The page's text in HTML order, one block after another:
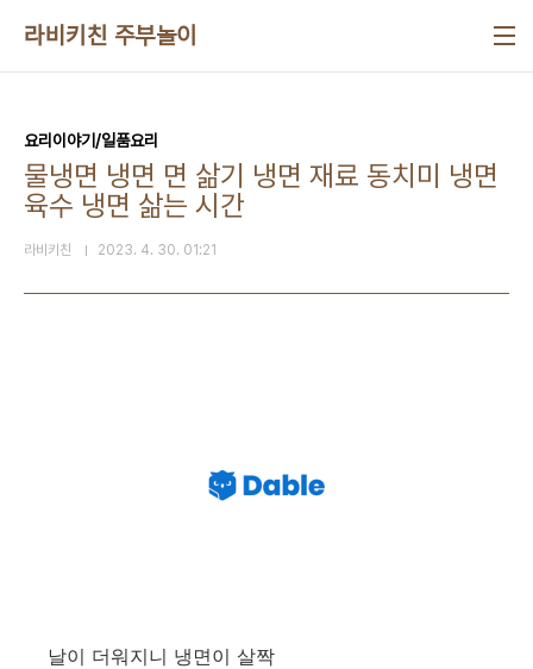
라비키친 주부놀이
요리이야기/일품요리
물냉면 냉면 면 삶기 냉면 재료 동치미 냉면
육수 냉면 삶는 시간
라비키친 2023. 4. 30. 01:21
날이 더워지니 냉면이 살짝